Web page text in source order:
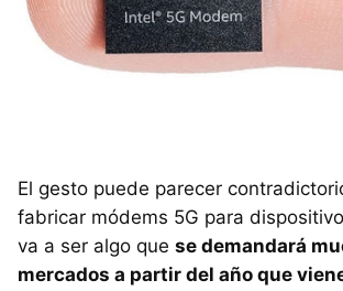
El gesto puede parecer
fabricar módems 5G para
va a ser algo que se demandará
mercados a partir del año que